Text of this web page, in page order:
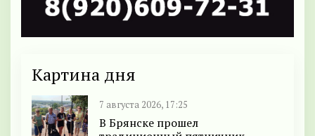
Картина дня
7 августа 2026, 17:25
В Брянске прошел